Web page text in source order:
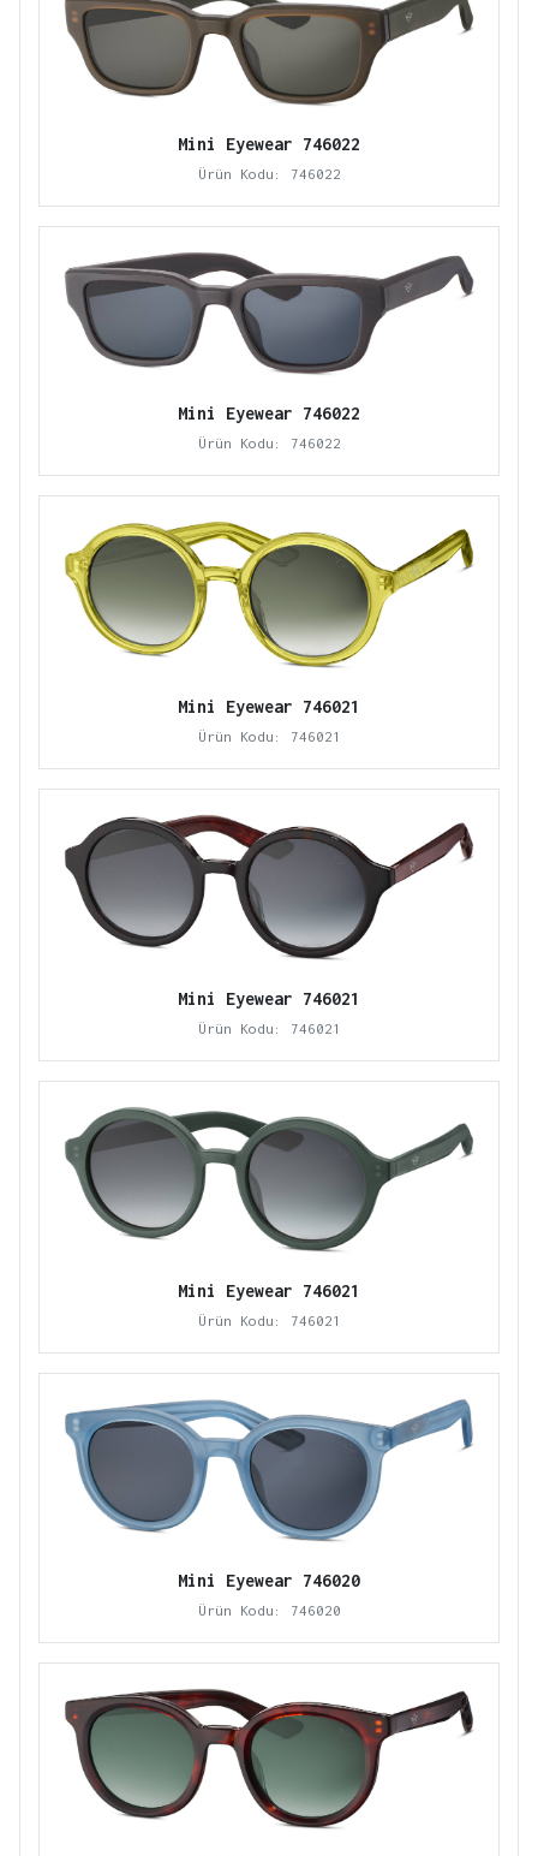
Mini Eyewear 746022
Ürün Kodu: 746022
Mini Eyewear 746022
Ürün Kodu: 746022
Mini Eyewear 746021
Ürün Kodu: 746021
Mini Eyewear 746021
Ürün Kodu: 746021
Mini Eyewear 746021
Ürün Kodu: 746021
Mini Eyewear 746020
Ürün Kodu: 746020